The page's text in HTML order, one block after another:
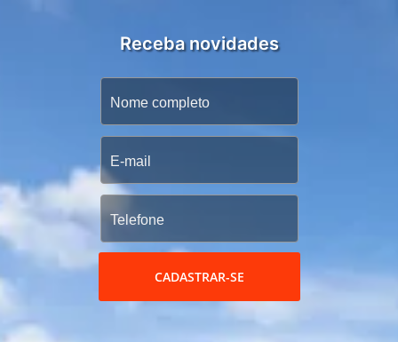
Receba novidades
CADASTRAR-SE